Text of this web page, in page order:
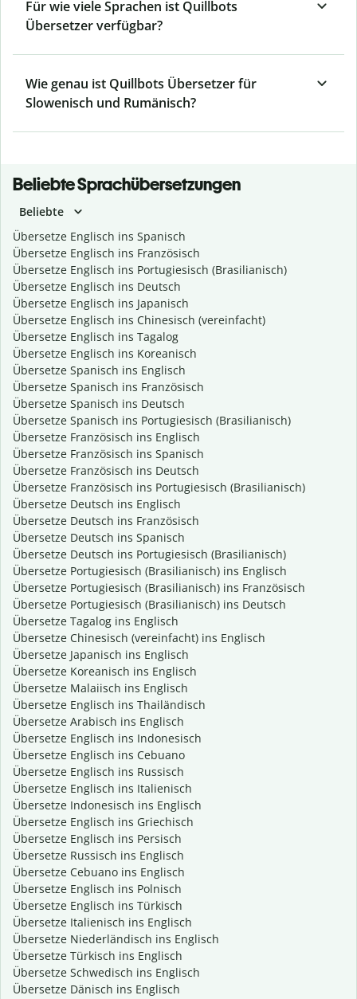
Für wie viele Sprachen ist Quillbots
Übersetzer verfügbar?
Wie genau ist Quillbots Übersetzer für
Slowenisch und Rumänisch?
Beliebte Sprachübersetzungen
Beliebte
Übersetze Englisch ins Spanisch
Übersetze Englisch ins Französisch
Übersetze Englisch ins Portugiesisch (Brasilianisch)
Übersetze Englisch ins Deutsch
Übersetze Englisch ins Japanisch
Übersetze Englisch ins Chinesisch (vereinfacht)
Übersetze Englisch ins Tagalog
Übersetze Englisch ins Koreanisch
Übersetze Spanisch ins Englisch
Übersetze Spanisch ins Französisch
Übersetze Spanisch ins Deutsch
Übersetze Spanisch ins Portugiesisch (Brasilianisch)
Übersetze Französisch ins Englisch
Übersetze Französisch ins Spanisch
Übersetze Französisch ins Deutsch
Übersetze Französisch ins Portugiesisch (Brasilianisch)
Übersetze Deutsch ins Englisch
Übersetze Deutsch ins Französisch
Übersetze Deutsch ins Spanisch
Übersetze Deutsch ins Portugiesisch (Brasilianisch)
Übersetze Portugiesisch (Brasilianisch) ins Englisch
Übersetze Portugiesisch (Brasilianisch) ins Französisch
Übersetze Portugiesisch (Brasilianisch) ins Deutsch
Übersetze Tagalog ins Englisch
Übersetze Chinesisch (vereinfacht) ins Englisch
Übersetze Japanisch ins Englisch
Übersetze Koreanisch ins Englisch
Übersetze Malaiisch ins Englisch
Übersetze Englisch ins Thailändisch
Übersetze Arabisch ins Englisch
Übersetze Englisch ins Indonesisch
Übersetze Englisch ins Cebuano
Übersetze Englisch ins Russisch
Übersetze Englisch ins Italienisch
Übersetze Indonesisch ins Englisch
Übersetze Englisch ins Griechisch
Übersetze Englisch ins Persisch
Übersetze Russisch ins Englisch
Übersetze Cebuano ins Englisch
Übersetze Englisch ins Polnisch
Übersetze Englisch ins Türkisch
Übersetze Italienisch ins Englisch
Übersetze Niederländisch ins Englisch
Übersetze Türkisch ins Englisch
Übersetze Schwedisch ins Englisch
Übersetze Dänisch ins Englisch